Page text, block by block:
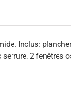
Inclus:
2 fenêtres